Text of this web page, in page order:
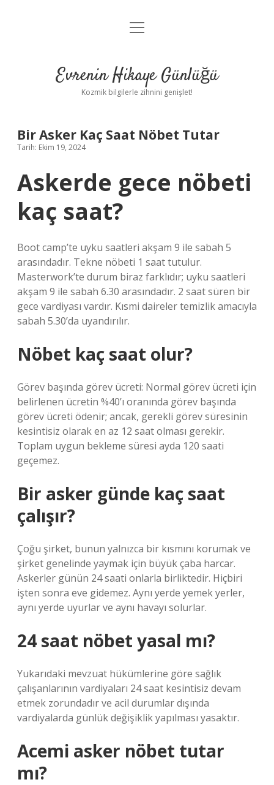
Anasayfa
Yasal Uyarı
menüyü
Evrenin Hikaye Günlüğü
Kozmik bilgilerle zihnini genişlet!
Bir Asker Kaç Saat Nöbet Tutar
Tarih: Ekim 19, 2024
Askerde gece nöbeti
kaç saat?
Boot camp’te uyku saatleri akşam 9 ile sabah 5
arasındadır. Tekne nöbeti 1 saat tutulur.
Masterwork’te durum biraz farklıdır; uyku saatleri
akşam 9 ile sabah 6.30 arasındadır. 2 saat süren bir
gece vardiyası vardır. Kısmi daireler temizlik amacıyla
sabah 5.30’da uyandırılır.
Nöbet kaç saat olur?
Görev başında görev ücreti: Normal görev ücreti için
belirlenen ücretin %40’ı oranında görev başında
görev ücreti ödenir; ancak, gerekli görev süresinin
kesintisiz olarak en az 12 saat olması gerekir.
Toplam uygun bekleme süresi ayda 120 saati
geçemez.
Bir asker günde kaç saat
çalışır?
Çoğu şirket, bunun yalnızca bir kısmını korumak ve
şirket genelinde yaymak için büyük çaba harcar.
Askerler günün 24 saati onlarla birliktedir. Hiçbiri
işten sonra eve gidemez. Aynı yerde yemek yerler,
aynı yerde uyurlar ve aynı havayı solurlar.
24 saat nöbet yasal mı?
Yukarıdaki mevzuat hükümlerine göre sağlık
çalışanlarının vardiyaları 24 saat kesintisiz devam
etmek zorundadır ve acil durumlar dışında
vardiyalarda günlük değişiklik yapılması yasaktır.
Acemi asker nöbet tutar
mı?